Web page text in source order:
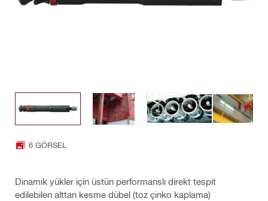
6 GÖRSEL
Dinamik yükler için üstün performanslı direkt tespit
edilebilen alttan kesme dübel (toz çinko kaplama)